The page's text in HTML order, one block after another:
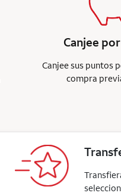
Canjee
Canjee sus puntos
compra